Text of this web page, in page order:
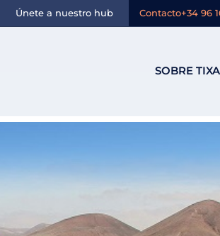
Únete a nuestro hub Contacto+34 96
SOBRE